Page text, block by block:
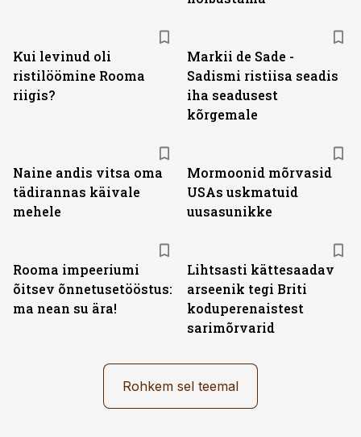
Kui levinud oli
ristilöömine Rooma
riigis?
Markii de Sade -
Sadismi ristiisa seadis
iha seadusest
kõrgemale
Naine andis vitsa oma
tädirannas käivale
mehele
Mormoonid mõrvasid
USAs uskmatuid
uusasunikke
Rooma impeeriumi
õitsev õnnetusetööstus:
ma nean su ära!
Lihtsasti kättesaadav
arseenik tegi Briti
koduperenaistest
sarimõrvarid
Rohkem sel teemal